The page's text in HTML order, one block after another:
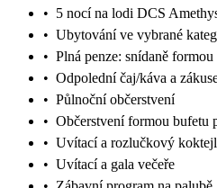
• 5 nocí na lodi DCS
• Ubytování ve vybrané
• Plná penze: snídaně
• Odpolední čaj/káva a
• Půlnoční občerstvení
• Občerstvení formou bufetu
• Uvítací a rozlučkový koktejl
• Uvítací a gala večeře